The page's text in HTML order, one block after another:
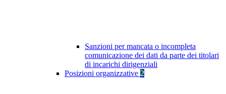
Sanzioni per mancata o incompleta
comunicazione dei dati da parte dei titolari
di incarichi dirigenziali
Posizioni organizzative 2